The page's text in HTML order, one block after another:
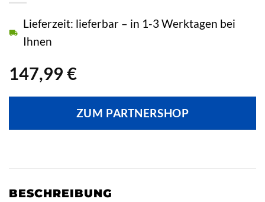
147,99 €
Lieferzeit: lieferbar – in 1-3 Werktagen bei
Ihnen
ZUM PARTNERSHOP
BESCHREIBUNG